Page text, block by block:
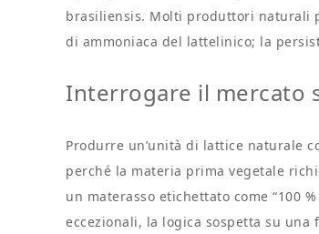
brasiliensis. Molti produttori naturali
di ammoniaca del lattelinico; la
Interrogare il mercato
Produrre un’unità di lattice naturale
perché la materia prima vegetale
un materasso etichettato come “100
eccezionali, la logica sospetta su